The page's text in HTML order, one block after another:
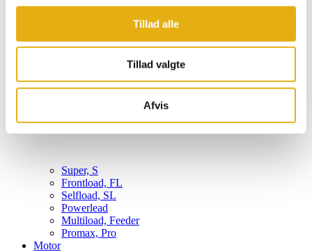
Tillad alle
Tillad valgte
Afvis
Super, S
Frontload, FL
Selfload, SL
Powerlead
Multiload, Feeder
Promax, Pro
Motor